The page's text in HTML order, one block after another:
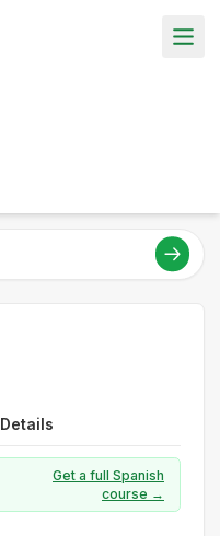
Details
Get a full Spanish
course →